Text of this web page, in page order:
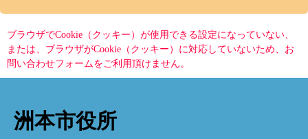
ブラウザでCookie（クッキー）が使用できる設定になっていない、
または、ブラウザがCookie（クッキー）に対応していないため、お
問い合わせフォームをご利用頂けません。
洲本市役所